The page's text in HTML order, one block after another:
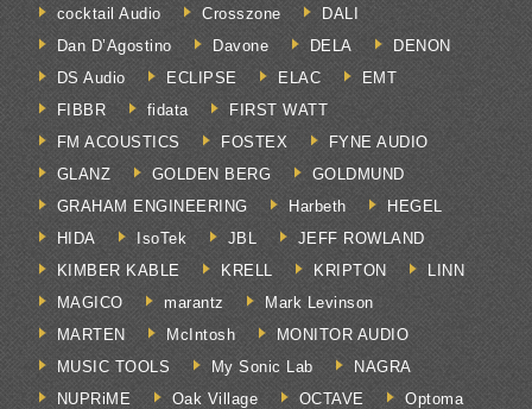
cocktail Audio
Crosszone
DALI
Dan D’Agostino
Davone DELA
DENON
DS Audio
ECLIPSE ELAC
EMT
FIBBR
fidata
FIRST WATT
FM ACOUSTICS
FOSTEX
FYNE AUDIO
GLANZ
GOLDEN BERG
GOLDMUND
GRAHAM ENGINEERING
Harbeth
HEGEL
HIDA
IsoTek JBL
JEFF ROWLAND
KIMBER KABLE
KRELL KRIPTON
LINN
MAGICO
marantz
Mark Levinson
MARTEN
McIntosh
MONITOR AUDIO
MUSIC TOOLS
My Sonic Lab
NAGRA
NUPRiME
Oak Village OCTAVE
Optoma